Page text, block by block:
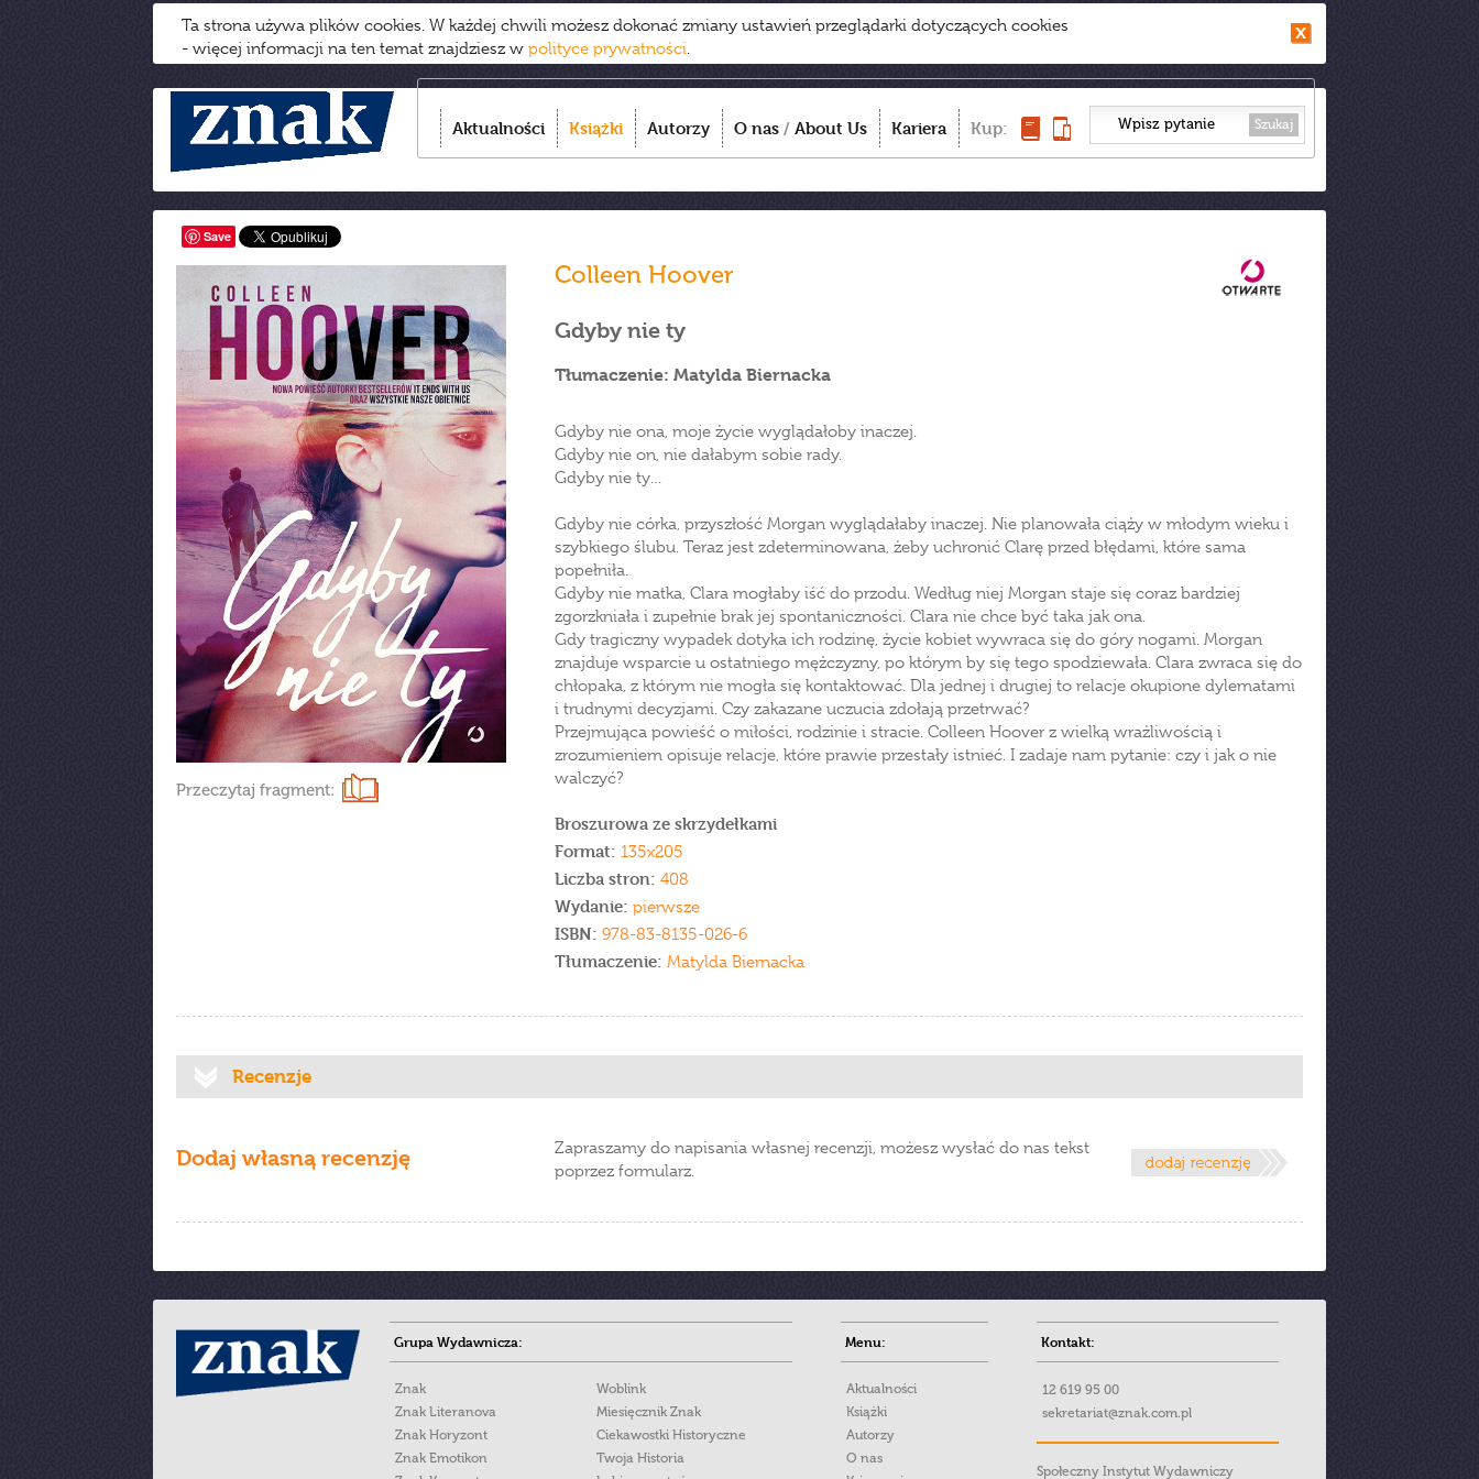
Ta strona używa plików cookies. W każdej chwili możesz dokonać zmiany ustawień przeglądarki dotyczących cookies
- więcej informacji na ten temat znajdziesz w polityce prywatności.
Aktualności Książki Autorzy O nas / About Us Kariera Kup: Szukaj
Save
Przeczytaj fragment:
Colleen Hoover
Gdyby nie ty
Tłumaczenie: Matylda Biernacka
Gdyby nie ona, moje życie wyglądałoby inaczej.
Gdyby nie on, nie dałabym sobie rady.
Gdyby nie ty…
Gdyby nie córka, przyszłość Morgan wyglądałaby inaczej. Nie planowała ciąży w młodym wieku i
szybkiego ślubu. Teraz jest zdeterminowana, żeby uchronić Clarę przed błędami, które sama
popełniła.
Gdyby nie matka, Clara mogłaby iść do przodu. Według niej Morgan staje się coraz bardziej
zgorzkniała i zupełnie brak jej spontaniczności. Clara nie chce być taka jak ona.
Gdy tragiczny wypadek dotyka ich rodzinę, życie kobiet wywraca się do góry nogami. Morgan
znajduje wsparcie u ostatniego mężczyzny, po którym by się tego spodziewała. Clara zwraca się do
chłopaka, z którym nie mogła się kontaktować. Dla jednej i drugiej to relacje okupione dylematami
i trudnymi decyzjami. Czy zakazane uczucia zdołają przetrwać?
Przejmująca powieść o miłości, rodzinie i stracie. Colleen Hoover z wielką wrażliwością i
zrozumieniem opisuje relacje, które prawie przestały istnieć. I zadaje nam pytanie: czy i jak o nie
walczyć?
Broszurowa ze skrzydełkami
Format: 135x205
Liczba stron: 408
Wydanie: pierwsze
ISBN: 978-83-8135-026-6
Tłumaczenie: Matylda Biernacka
Recenzje
Dodaj własną recenzję
Zapraszamy do napisania własnej recenzji, możesz wysłać do nas tekst
poprzez formularz.
Grupa Wydawnicza:
Znak
Znak Literanova
Znak Horyzont
Znak Emotikon
Woblink
Miesięcznik Znak
Ciekawostki Historyczne
Twoja Historia
Menu:
Aktualności
Książki
Autorzy
O nas
Kontakt:
12 619 95 00
sekretariat@znak.com.pl
Społeczny Instytut Wydawniczy